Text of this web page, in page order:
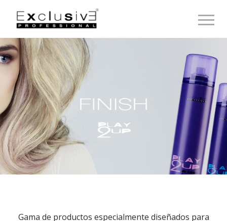
Gama de productos especialmente diseñados para